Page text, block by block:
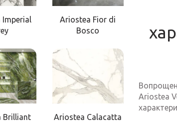
Imperial
Ariostea Fior di
Bosco
Brilliant
Ariostea Calacatta
Ariostea